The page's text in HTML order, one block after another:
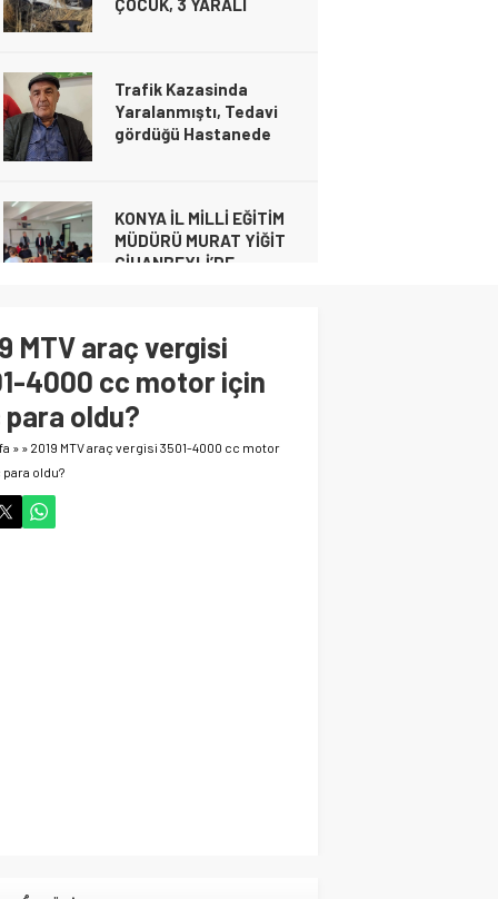
Gündem 20 Kasım 2024 21:49
KULU’DA HAFİF TİCARİ ARAÇ TAKLA
YARALI
20 Kasım 2024 21:49
gördüğü Hastanede
Hayatını Kaybetti
Gündem
CİHANBEYLİ’DE
Gündem
6 Kasım 2024 21:28
krizi sonucu hayatını
kaybetti
Gündem
29 Ekim 2024 06:58
Vefat Haberi Allah
Rahmet Eylesin
MTV araç vergisi
4000 cc motor için
para oldu?
» » 2019 MTV araç vergisi 3501-4000 cc motor
oldu?